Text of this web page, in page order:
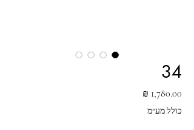
34
כולל מע״מ